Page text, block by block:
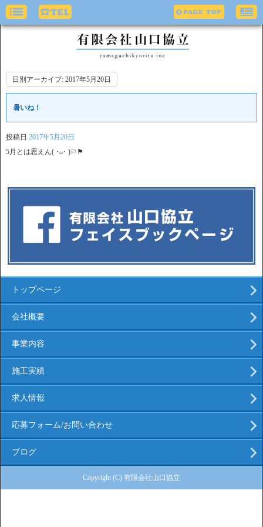
日別アーカイブ: 2017年5月20日
暑いね！
投稿日 2017年5月20日
5月とは思えん( ･ᴗ･ )⚐⚑
トップページ
会社概要
事業内容
施工実績
求人情報
応募フォーム/お問い合わせ
ブログ
Copyright (C) 有限会社山口協立